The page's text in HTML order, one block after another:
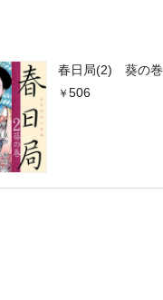
春日局(2) 葵の巻
506